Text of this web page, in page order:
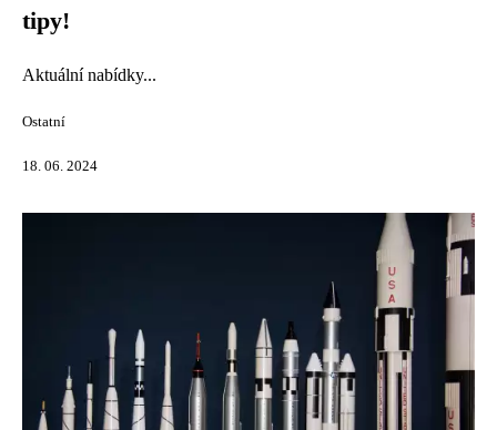
tipy!
Aktuální nabídky...
Ostatní
18. 06. 2024